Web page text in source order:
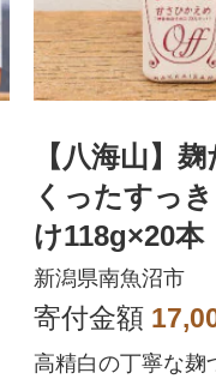
【八海山】
くったすっ
け118g×20本
新潟県南魚沼市
寄付金額
高精白の丁寧な麹